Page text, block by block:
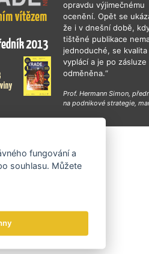
opravdu výjimečnému
ocenění. Opět se
že i v dnešní době,
tištěné publikace
jednoduché, se kvalita
vyplácí a je po zásluze
odměněna.“
Prof. Hermann Simon,
na podnikové strategie,
fungování a
souhlasu. Můžete